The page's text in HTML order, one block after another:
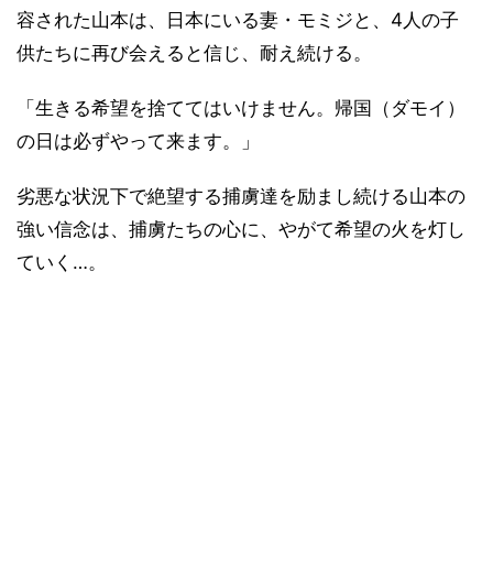
容された山本は、日本にいる妻・モミジと、4人の子
供たちに再び会えると信じ、耐え続ける。
「生きる希望を捨ててはいけません。帰国（ダモイ）
の日は必ずやって来ます。」
劣悪な状況下で絶望する捕虜達を励まし続ける山本の
強い信念は、捕虜たちの心に、やがて希望の火を灯し
ていく…。